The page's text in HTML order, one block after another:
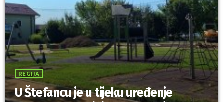
REGIJA
U Štefancu je u tijeku uređenje